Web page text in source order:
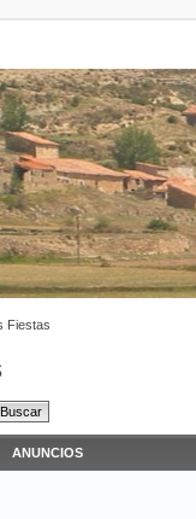
Fiestas
ANUNCIOS